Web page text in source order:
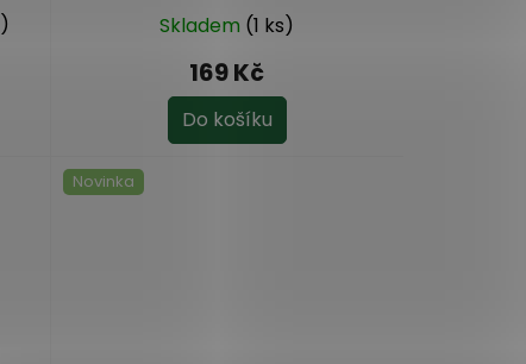
Skladem (1 ks)
169 Kč
Do košíku
Novinka